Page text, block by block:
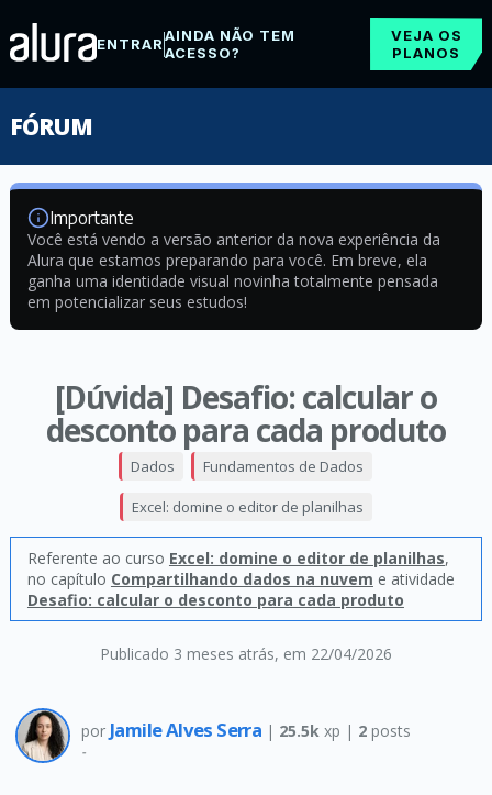
ENTRARAINDA NÃO TEM
ACESSO?
VEJA OS
PLANOS
FÓRUM
Importante
Você está vendo a versão anterior da nova experiência da
Alura que estamos preparando para você. Em breve, ela
ganha uma identidade visual novinha totalmente pensada
em potencializar seus estudos!
[Dúvida] Desafio: calcular o
desconto para cada produto
Publicado 3 meses atrás, em 22/04/2026
Dados Fundamentos de Dados
Excel: domine o editor de planilhas
Referente ao curso Excel: domine o editor de planilhas,
no capítulo Compartilhando dados na nuvem e atividade
Desafio: calcular o desconto para cada produto
por Jamile Alves Serra | 25.5k xp | 2posts
-